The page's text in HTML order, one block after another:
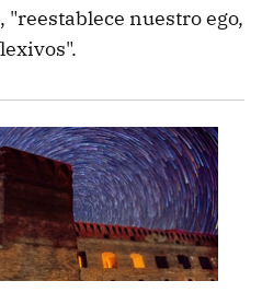
"reestablece nuestro ego,